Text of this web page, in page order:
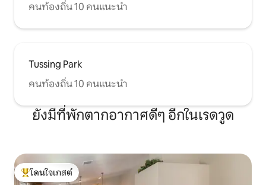
คนท้องถิ่น 10 คนแนะนำ
Tussing Park
คนท้องถิ่น 10 คนแนะนำ
ยังมีที่พักตากอากาศดีๆ อีกในเรดวูด
โดนใจเกสต์ที่สุด
โดนใจเกสต์